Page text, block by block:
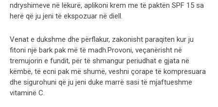
ndryshimeve në lëkurë, aplikoni krem me të paktën SPF 15 sa
herë që ju jeni të ekspozuar në diell.
Venat e dukshme dhe përflakur, zakonisht paraqiten kur ju
fitoni një bark pak më të madh.Provoni, veçanërisht në
tremujorin e fundit, për të shmangur periudhat e gjata në
këmbë, të ecni pak më shumë, veshni çorape të kompresuara
dhe sigurohuni që ju jeni duke marrë sasi të mjaftueshme
vitaminë C.